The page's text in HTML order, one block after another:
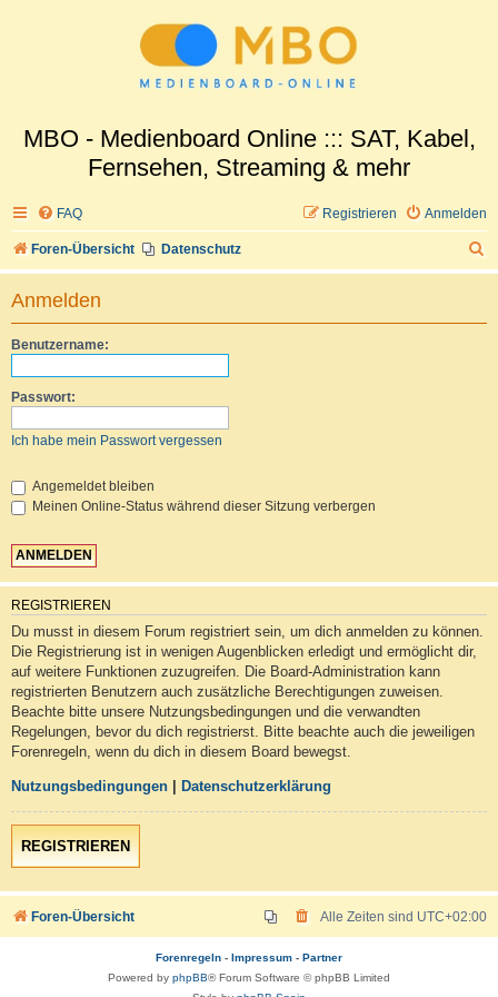
MBO - Medienboard Online ::: SAT, Kabel,
Fernsehen, Streaming & mehr
FAQ Anmelden
Registrieren
Foren-Übersicht Datenschutz
u
Anmelden
Benutzername:
Passwort:
Ich habe mein Passwort vergessen
Angemeldet bleiben
Meinen Online-Status während dieser Sitzung verbergen
REGISTRIEREN
Du musst in diesem Forum registriert sein, um dich anmelden zu können.
Die Registrierung ist in wenigen Augenblicken erledigt und ermöglicht dir,
auf weitere Funktionen zuzugreifen. Die Board-Administration kann
registrierten Benutzern auch zusätzliche Berechtigungen zuweisen.
Beachte bitte unsere Nutzungsbedingungen und die verwandten
Regelungen, bevor du dich registrierst. Bitte beachte auch die jeweiligen
Forenregeln, wenn du dich in diesem Board bewegst.
Nutzungsbedingungen Datenschutzerklärung
REGISTRIEREN
Foren-Übersicht Alle Zeiten sind UTC+02:00
Forenregeln - Impressum - Partner
Powered by phpBB® Forum Software © phpBB Limited